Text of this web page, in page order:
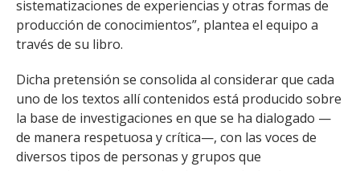
sistematizaciones de experiencias y otras formas de
producción de conocimientos”, plantea el equipo a
través de su libro.
Dicha pretensión se consolida al considerar que cada
uno de los textos allí contenidos está producido sobre
la base de investigaciones en que se ha dialogado —
de manera respetuosa y crítica—, con las voces de
diversos tipos de personas y grupos que